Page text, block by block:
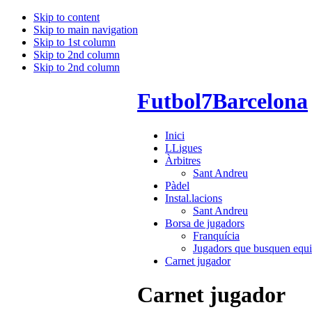
Skip to content
Skip to main navigation
Skip to 1st column
Skip to 2nd column
Skip to 2nd column
Futbol7Barcelona
Inici
LLigues
Àrbitres
Sant Andreu
Pàdel
Instal.lacions
Sant Andreu
Borsa de jugadors
Franquícia
Jugadors que busquen
Carnet jugador
Carnet jugador